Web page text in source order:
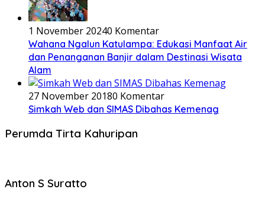
1 November 20240 Komentar
Wahana Ngalun Katulampa: Edukasi Manfaat Air
dan Penanganan Banjir dalam Destinasi Wisata
Alam
27 November 20180 Komentar
Simkah Web dan SIMAS Dibahas Kemenag
Perumda Tirta Kahuripan
Anton S Suratto